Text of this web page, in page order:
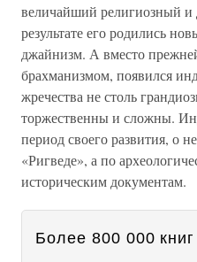
величайший религиозный и
результате его родились
джайнизм. А вместо
брахманизмом, появился
жречества не столь
торжественны и сложны.
период своего развития, о
«Ригведе», а по
историческим документам.
Более 800 000